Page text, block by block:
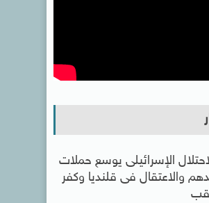
الإسرائيلى يوسع حملات
والاعتقال فى قلنديا وكفر